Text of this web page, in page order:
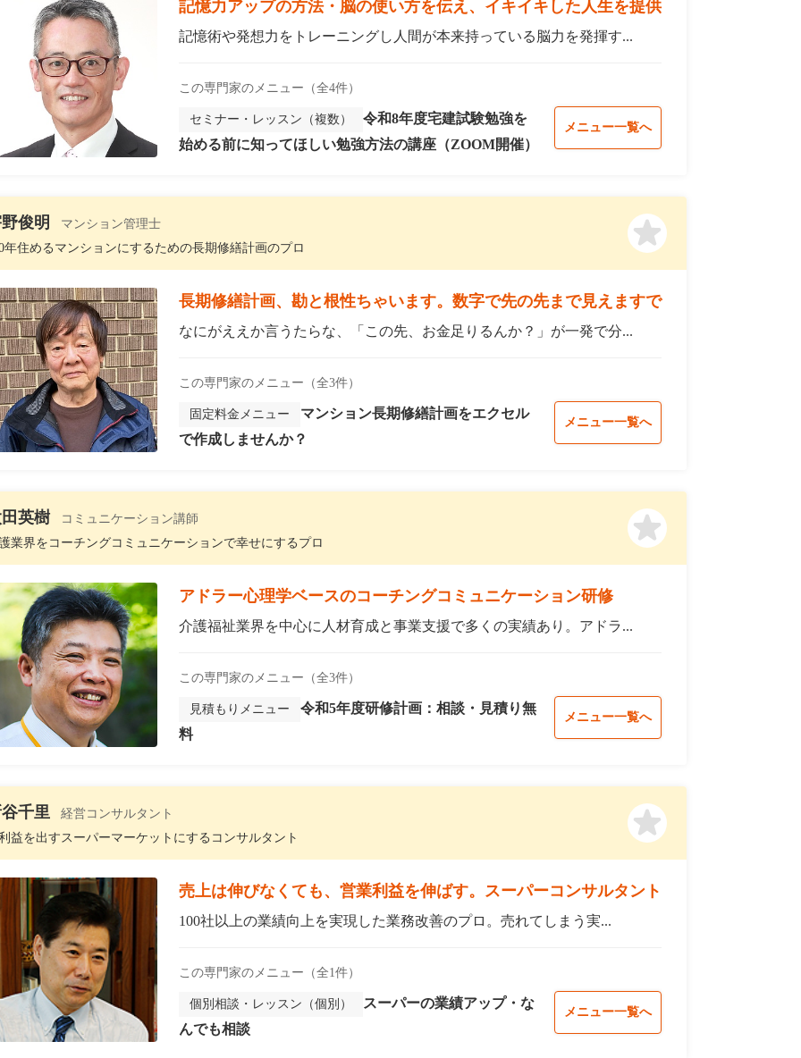
記憶力アップの方法・脳の使い方を伝え、イキイキした人生を提供
記憶術や発想力をトレーニングし人間が本来持っている脳力を発揮す...
この専門家のメニュー（全4件）
セミナー・レッスン（複数）
令和8年度宅建試験勉強を
始める前に知ってほしい勉強方法の講座（ZOOM開催）
メニュー一覧へ
俊明
マンション管理士
年住めるマンションにするための長期修繕計画のプロ
長期修繕計画、勘と根性ちゃいます。数字で先の先まで見えますで
なにがええか言うたらな、「この先、お金足りるんか？」が一発で分...
この専門家のメニュー（全3件）
固定料金メニュー
マンション長期修繕計画をエクセル
で作成しませんか？
メニュー一覧へ
英樹
コミュニケーション講師
業界をコーチングコミュニケーションで幸せにするプロ
アドラー心理学ベースのコーチングコミュニケーション研修
介護福祉業界を中心に人材育成と事業支援で多くの実績あり。アドラ...
この専門家のメニュー（全3件）
見積もりメニュー
令和5年度研修計画：相談・見積り無
料
メニュー一覧へ
千里
経営コンサルタント
益を出すスーパーマーケットにするコンサルタント
売上は伸びなくても、営業利益を伸ばす。スーパーコンサルタント
100社以上の業績向上を実現した業務改善のプロ。売れてしまう実...
この専門家のメニュー（全1件）
個別相談・レッスン（個別）
スーパーの業績アップ・な
んでも相談
メニュー一覧へ